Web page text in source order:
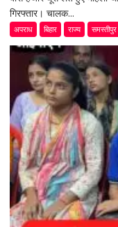
गिरफ्तार। चालक...
अपराध बिहार राज्य समस्तीपुर